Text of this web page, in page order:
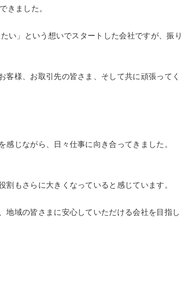
きました。
い」という想いでスタートした会社ですが、振り
様、お取引先の皆さま、そして共に頑張ってく
じながら、日々仕事に向き合ってきました。
もさらに大きくなっていると感じています。
地域の皆さまに安心していただける会社を目指し